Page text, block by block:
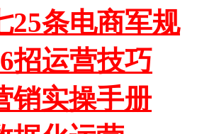
25条电商军规
招运营技巧
销实操手册